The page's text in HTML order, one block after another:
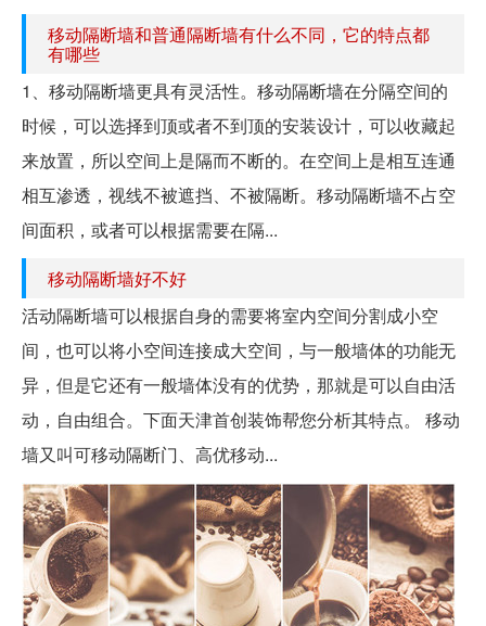
移动隔断墙和普通隔断墙有什么不同，它的特点都
有哪些
1、移动隔断墙更具有灵活性。移动隔断墙在分隔空间的
时候，可以选择到顶或者不到顶的安装设计，可以收藏起
来放置，所以空间上是隔而不断的。在空间上是相互连通
相互渗透，视线不被遮挡、不被隔断。移动隔断墙不占空
间面积，或者可以根据需要在隔...
移动隔断墙好不好
活动隔断墙可以根据自身的需要将室内空间分割成小空
间，也可以将小空间连接成大空间，与一般墙体的功能无
异，但是它还有一般墙体没有的优势，那就是可以自由活
动，自由组合。下面天津首创装饰帮您分析其特点。 移动
墙又叫可移动隔断门、高优移动...